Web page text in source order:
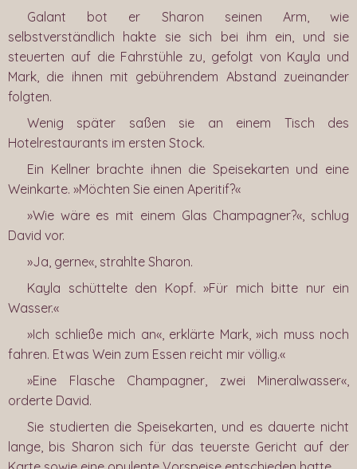
Galant bot er Sharon seinen Arm, wie
selbstverständlich hakte sie sich bei ihm ein, und sie
steuerten auf die Fahrstühle zu, gefolgt von Kayla und
Mark, die ihnen mit gebührendem Abstand zueinander
folgten.
Wenig später saßen sie an einem Tisch des
Hotelrestaurants im ersten Stock.
Ein Kellner brachte ihnen die Speisekarten und eine
Weinkarte. »Möchten Sie einen Aperitif?«
»Wie wäre es mit einem Glas Champagner?«, schlug
David vor.
»Ja, gerne«, strahlte Sharon.
Kayla schüttelte den Kopf. »Für mich bitte nur ein
Wasser.«
»Ich schließe mich an«, erklärte Mark, »ich muss noch
fahren. Etwas Wein zum Essen reicht mir völlig.«
»Eine Flasche Champagner, zwei Mineralwasser«,
orderte David.
Sie studierten die Speisekarten, und es dauerte nicht
lange, bis Sharon sich für das teuerste Gericht auf der